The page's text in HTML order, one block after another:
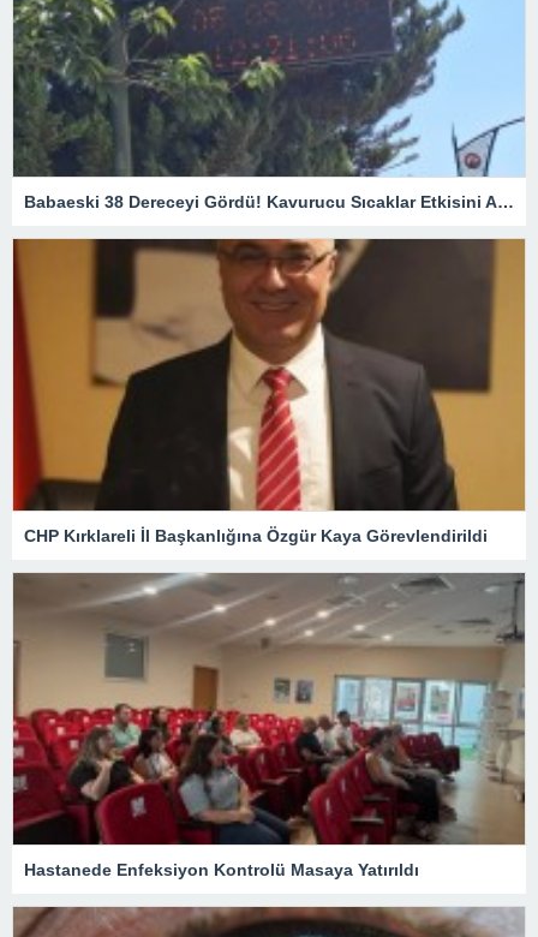
Babaeski 38 Dereceyi Gördü! Kavurucu Sıcaklar Etkisini Artırıyor
CHP Kırklareli İl Başkanlığına Özgür Kaya Görevlendirildi
Hastanede Enfeksiyon Kontrolü Masaya Yatırıldı